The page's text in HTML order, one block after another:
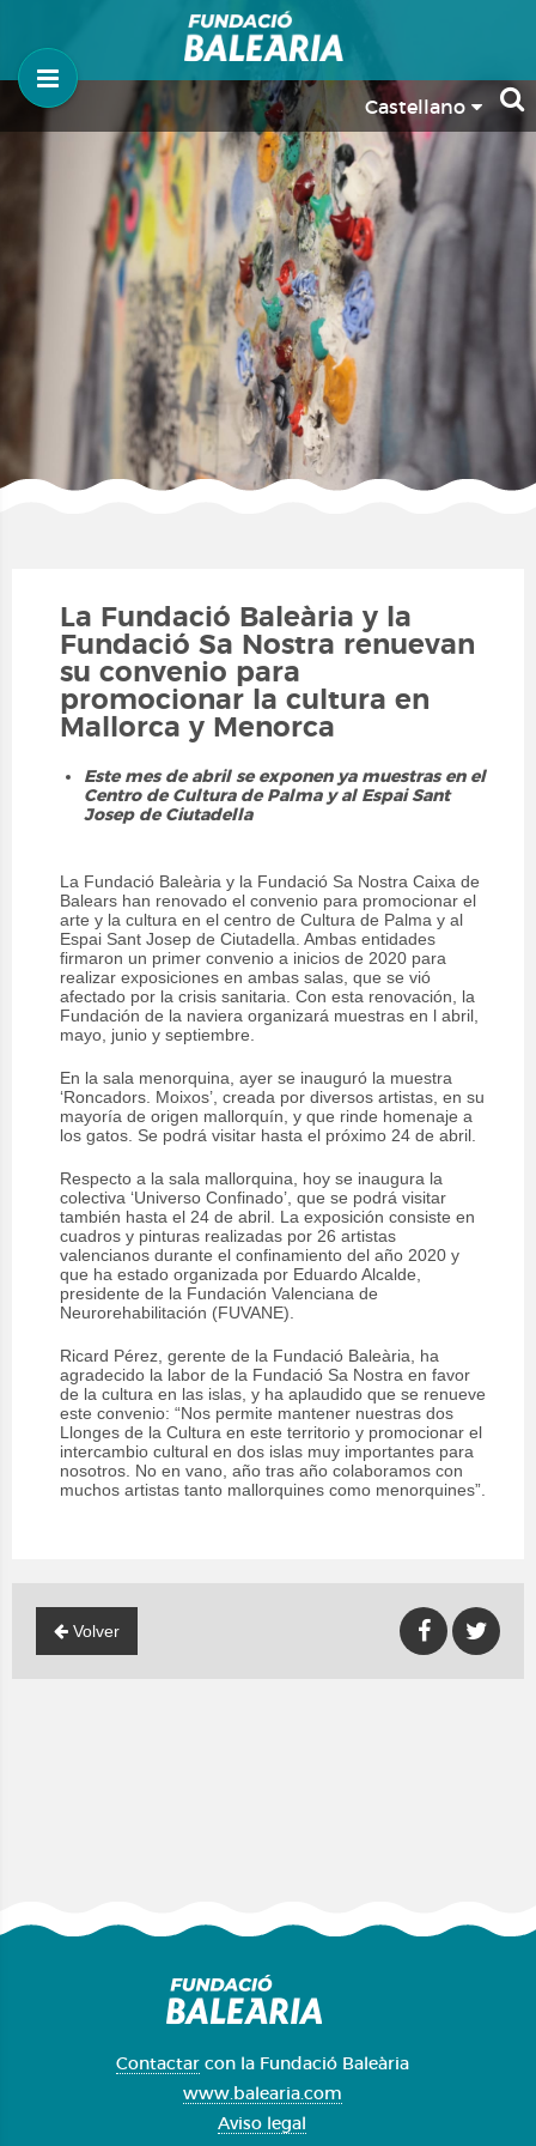
Castellano
La Fundació Baleària y la
Fundació Sa Nostra renuevan
su convenio para
promocionar la cultura en
Mallorca y Menorca
Este mes de abril se exponen ya muestras en el
Centro de Cultura de Palma y al Espai Sant
Josep de Ciutadella
La Fundació Baleària y la Fundació Sa Nostra Caixa de
Balears han renovado el convenio para promocionar el
arte y la cultura en el centro de Cultura de Palma y al
Espai Sant Josep de Ciutadella. Ambas entidades
firmaron un primer convenio a inicios de 2020 para
realizar exposiciones en ambas salas, que se vió
afectado por la crisis sanitaria. Con esta renovación, la
Fundación de la naviera organizará muestras en l abril,
mayo, junio y septiembre.
En la sala menorquina, ayer se inauguró la muestra
‘Roncadors. Moixos’, creada por diversos artistas, en su
mayoría de origen mallorquín, y que rinde homenaje a
los gatos. Se podrá visitar hasta el próximo 24 de abril.
Respecto a la sala mallorquina, hoy se inaugura la
colectiva ‘Universo Confinado’, que se podrá visitar
también hasta el 24 de abril. La exposición consiste en
cuadros y pinturas realizadas por 26 artistas
valencianos durante el confinamiento del año 2020 y
que ha estado organizada por Eduardo Alcalde,
presidente de la Fundación Valenciana de
Neurorehabilitación (FUVANE).
Ricard Pérez, gerente de la Fundació Baleària, ha
agradecido la labor de la Fundació Sa Nostra en favor
de la cultura en las islas, y ha aplaudido que se renueve
este convenio: “Nos permite mantener nuestras dos
Llonges de la Cultura en este territorio y promocionar el
intercambio cultural en dos islas muy importantes para
nosotros. No en vano, año tras año colaboramos con
muchos artistas tanto mallorquines como menorquines”.
Volver
Contactarcon la Fundació Baleària
www.balearia.com
Aviso legal